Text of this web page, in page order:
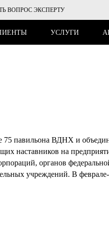
ВОПРОС ЭКСПЕРТУ
УСЛУГИ
75 павильона ВДНХ и
наставников на
органов
учреждений. В